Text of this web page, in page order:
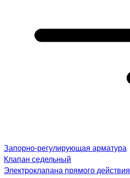
Запорно-регулирующая арматура
Клапан седельный
Электроклапана прямого действия